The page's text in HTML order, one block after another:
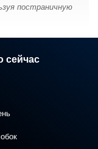
постраничную
сейчас